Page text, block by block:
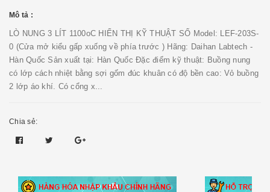
Mô tả :
LÒ NUNG 3 LÍT 1100oC HIỂN THỊ KỸ THUẬT SỐ Model: LEF-203S-
0 (Cửa mở kiểu gấp xuống về phía trước ) Hãng: Daihan Labtech -
Hàn Quốc Sản xuất tại: Hàn Quốc Đặc điểm kỹ thuật: Buồng nung
có lớp cách nhiệt bằng sợi gốm đúc khuân có độ bền cao: Vỏ buồng
2 lớp áo khí. Có cổng x...
Chia sẻ: